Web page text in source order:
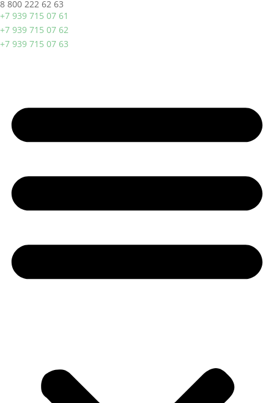
8 800 222 62 63
+7 939 715 07 61
+7 939 715 07 62
+7 939 715 07 63